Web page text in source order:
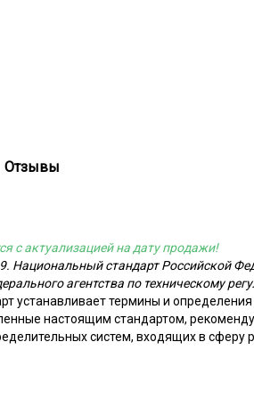
Отзывы
с актуализацией на дату продажи!
Национальный стандарт Российской
агентства по техническому
устанавливает термины и
настоящим стандартом,
систем, входящих в